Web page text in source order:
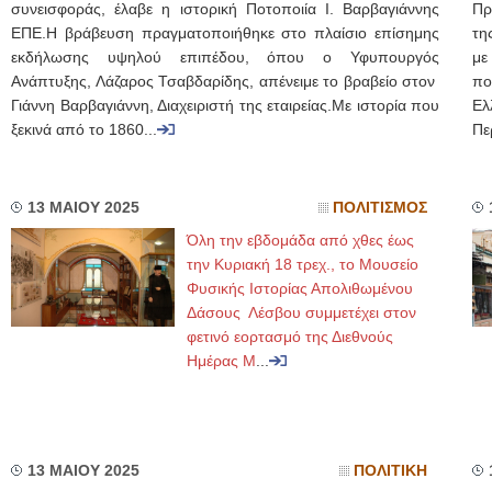
συνεισφοράς, έλαβε η ιστορική Ποτοποιία Ι. Βαρβαγιάννης
ΕΠΕ.Η βράβευση πραγματοποιήθηκε στο πλαίσιο επίσημης
εκδήλωσης υψηλού επιπέδου, όπου ο Υφυπουργός
Ανάπτυξης, Λάζαρος Τσαβδαρίδης, απένειμε το βραβείο στον
Γιάννη Βαρβαγιάννη, Διαχειριστή της εταιρείας.Με ιστορία που
ξεκινά από το 1860...
13 ΜΑΙΟΥ 2025 ΠΟΛΙΤΙΣΜΟΣ
Όλη την εβδομάδα από χθες έως
την Κυριακή 18 τρεχ., το Μουσείο
Φυσικής Ιστορίας Απολιθωμένου
Δάσους Λέσβου συμμετέχει στον
φετινό εορτασμό της Διεθνούς
Ημέρας Μ
13 ΜΑΙΟΥ 2025 ΠΟΛΙΤΙΚΗ